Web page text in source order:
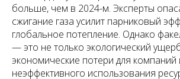
больше, чем в 2024-м. Эксперты
сжигание газа усилит парниковый
глобальное потепление. Однако
— это не только экологический
экономические потери для компаний
неэффективного использования